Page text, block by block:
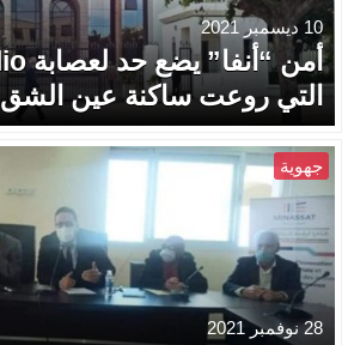
10 ديسمبر 2021
التي روعت ساكنة عين الشق
جهوية
28 نوفمبر 2021